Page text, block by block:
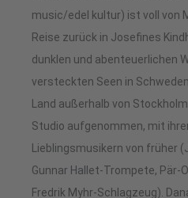
music/edel kultur) ist voll von
Reise zurück in Joseﬁnes
dunklen und abenteuerlichen
versteckten Seen in
Land außerhalb von
Studio aufgenommen, mit
Lieblingsmusikern von früher
Gunnar Hallet-Trompete, Pär-
Fredrik Myhr-Schlagzeug).